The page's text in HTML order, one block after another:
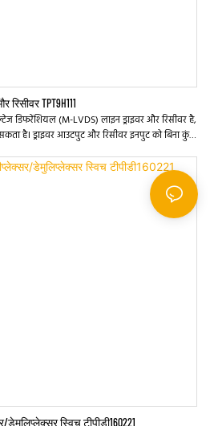
TPT9H111
डिफरेंशियल (M-LVDS) लाइन ड्राइवर और रिसीवर है,
है। ड्राइवर आउटपुट और रिसीवर इनपुट को बिना कुंडी
किया गया है, जो 30 से कम नहीं है, और ड्राइवरों
स्विच टीपीडी160221